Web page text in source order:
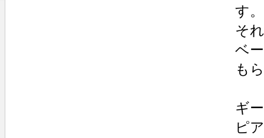
す。
そ
ベ
も
ギ
ピ